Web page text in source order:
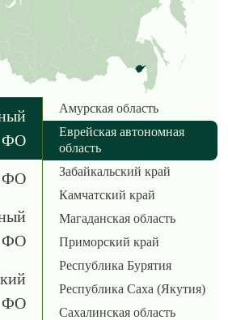
ФО
ФО
ФО
ФО
Амурская область
Еврейская автономная
область
Забайкальский край
Камчатский край
Магаданская область
Приморский край
Республика Бурятия
Республика Саха (Якутия)
Сахалинская область